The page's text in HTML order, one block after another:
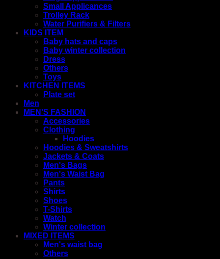
Small Applicances
Trolley Rack
Water Purifiers & Filters
KIDS ITEM
Baby hats and caps
Baby winter collection
Dress
Others
Toys
KITCHEN ITEMS
Plate set
Men
MEN'S FASHION
Accessories
Clothing
Hoodies
Hoodies & Sweatshirts
Jackets & Coats
Men's Bags
Men's Waist Bag
Pants
Shirts
Shoes
T-Shirts
Watch
Winter collection
MIXED ITEMS
Men's waist bag
Others